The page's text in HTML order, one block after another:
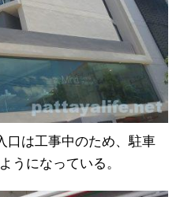
口は工事中のため、駐車
うになっている。